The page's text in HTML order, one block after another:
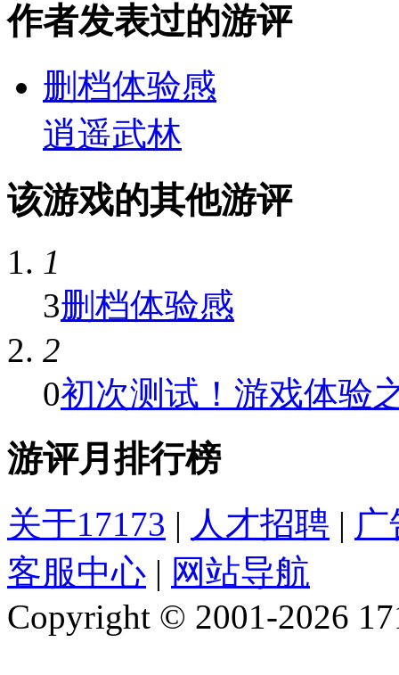
作者发表过的游评
删档体验感
逍遥武林
该游戏的其他游评
1
3删档体验感
2
0初次测试！游戏体验
游评月排行榜
关于17173 | 人才招聘 |
客服中心 | 网站导航
Copyright © 2001-2026